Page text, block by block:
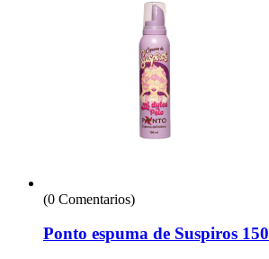
(0 Comentarios)
Ponto espuma de Suspiros